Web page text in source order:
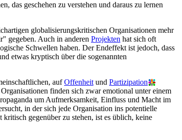
das geschehen zu verstehen und daraus zu lernen
globalisierungskritischen Organisationen mehr
gegeben. Auch in anderen Projekten hat sich oft
Schwellen haben. Der Endeffekt ist jedoch, dass
etwas kryptisch über die sogenannten
aufOffenheit und Partizipation
finden sich zwar emotional unter einem
um Aufmerksamkeit, Einfluss und Macht im
in der sich jede Organisation ins potentielle
gegenüber zu stehen, ist es üblich, keine